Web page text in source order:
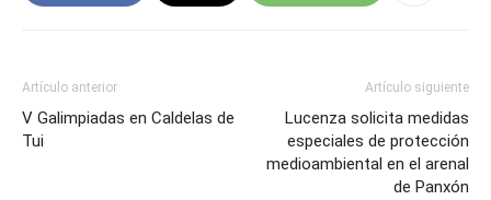
Artículo anterior
V Galimpiadas en Caldelas de
Tui
Artículo siguiente
Lucenza solicita medidas
especiales de protección
medioambiental en el arenal
de Panxón